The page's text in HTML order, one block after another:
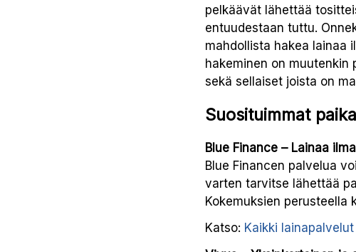
pelkäävät lähettää
entuudestaan tuttu.
mahdollista hakea lainaa
hakeminen on muutenkin
sekä sellaiset joista on
Suosituimmat
Blue Finance – Lainaa
Blue Financen palvelua
varten tarvitse lähettää
Kokemuksien perusteella
Katso: Kaikki